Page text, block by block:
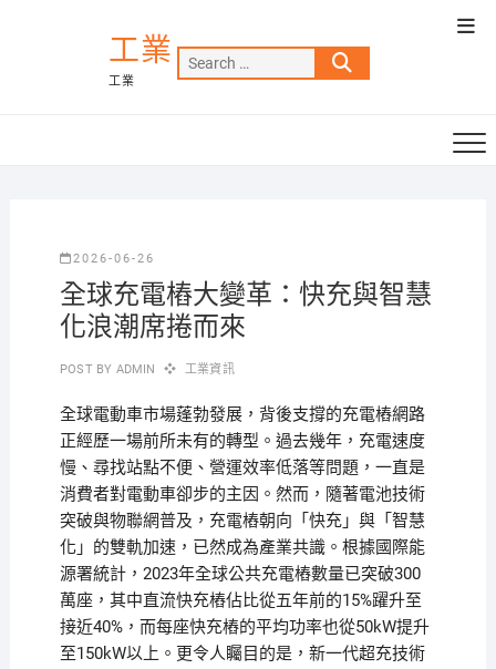
工業
工業
Search
…
2026-06-26
全球充電樁大變革：快充與智慧
化浪潮席捲而來
POST BY ADMIN 工業資訊
全球電動車市場蓬勃發展，背後支撐的充電樁網路
正經歷一場前所未有的轉型。過去幾年，充電速度
慢、尋找站點不便、營運效率低落等問題，一直是
消費者對電動車卻步的主因。然而，隨著電池技術
突破與物聯網普及，充電樁朝向「快充」與「智慧
化」的雙軌加速，已然成為產業共識。根據國際能
源署統計，2023年全球公共充電樁數量已突破300
萬座，其中直流快充樁佔比從五年前的15%躍升至
接近40%，而每座快充樁的平均功率也從50kW提升
至150kW以上。更令人矚目的是，新一代超充技術